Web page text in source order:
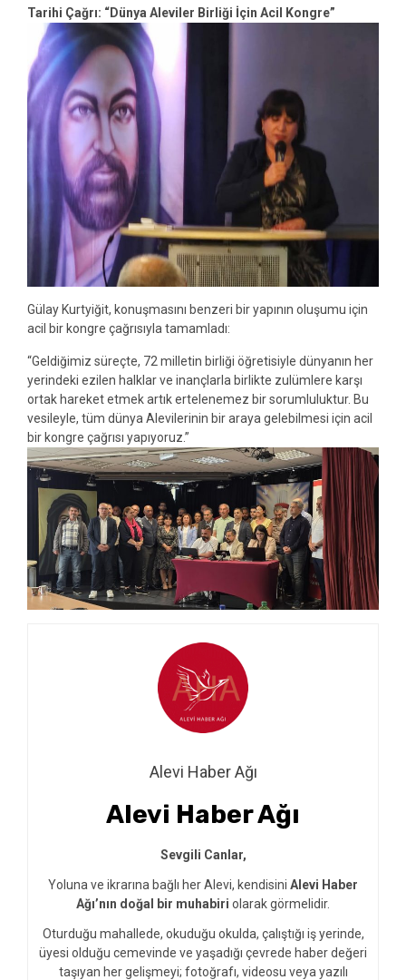
Tarihi Çağrı: “Dünya Aleviler Birliği İçin Acil Kongre”
Gülay Kurtyiğit, konuşmasını benzeri bir yapının oluşumu için
acil bir kongre çağrısıyla tamamladı:
“Geldiğimiz süreçte, 72 milletin birliği öğretisiyle dünyanın her
yerindeki ezilen halklar ve inançlarla birlikte zulümlere karşı
ortak hareket etmek artık ertelenemez bir sorumluluktur. Bu
vesileyle, tüm dünya Alevilerinin bir araya gelebilmesi için acil
bir kongre çağrısı yapıyoruz.”
Alevi Haber Ağı
Alevi Haber Ağı
Sevgili Canlar,
Yoluna ve ikrarına bağlı her Alevi, kendisini Alevi Haber
Ağı’nın doğal bir muhabiri olarak görmelidir.
Oturduğu mahallede, okuduğu okulda, çalıştığı iş yerinde,
üyesi olduğu cemevinde ve yaşadığı çevrede haber değeri
taşıyan her gelişmeyi; fotoğrafı, videosu veya yazılı